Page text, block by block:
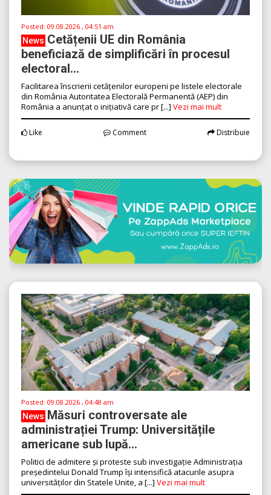
Posted: 09.08.2026 , 04:51 am
News Cetățenii UE din România
beneficiază de simplificări în procesul
electoral...
Facilitarea înscrierii cetățenilor europeni pe listele electorale
din România Autoritatea Electorală Permanentă (AEP) din
România a anunțat o inițiativă care pr [...] Vezi mai mult
Like Comment Distribuie
Posted: 09.08.2026 , 04:48 am
News Măsuri controversate ale
administrației Trump: Universitățile
americane sub lupă...
Politici de admitere și proteste sub investigație Administrația
președintelui Donald Trump își intensifică atacurile asupra
universităților din Statele Unite, a [...] Vezi mai mult